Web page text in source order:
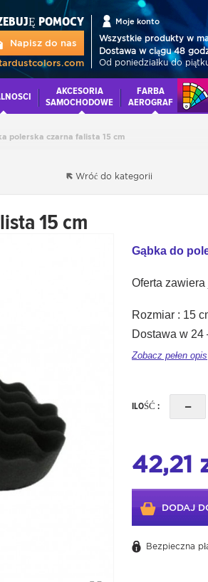
POMOCY
Napisz do nas
Moje konto
Wszystkie produkty w
Dostawa w ciągu 48
Od poniedziałku do
AKCESORIA
SAMOCHODOWE
FARBA
AEROGRAF
polerska czarna falista 15 cm
Wróć do kategorii
15 cm
Gąbka do
Oferta
Rozmiar : 15
Dostawa w 24
Zobacz pełen opis
ILOŚĆ : -
42,21
DODAJ
Bezpieczna